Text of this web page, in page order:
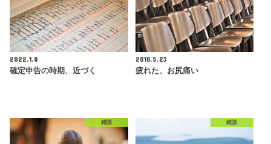
2022.1.8
確定申告の時期、近づく
2018.5.23
疲れた、お尻痛い
雑談 雑談